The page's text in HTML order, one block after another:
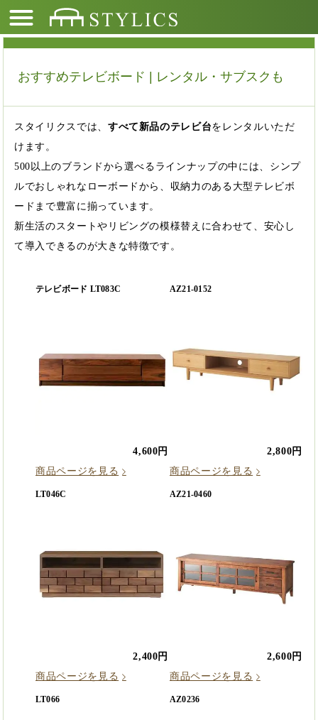
おすすめテレビボード | レンタル・サブスクも
スタイリクスでは、 すべて新品のテレビ台をレンタルいただ
けます。
500以上のブランドから選べるラインナップの中には、シンプ
ルでおしゃれなローボードから、収納力のある大型テレビボ
ードまで豊富に揃っています。
新生活のスタートやリビングの模様替えに合わせて、安心し
て導入できるのが大きな特徴です。
テレビボード LT083C
4,600円
商品ページを見る
AZ21-0152
2,800円
商品ページを見る
LT046C
2,400円
商品ページを見る
AZ21-0460
2,600円
商品ページを見る
LT066 AZ0236